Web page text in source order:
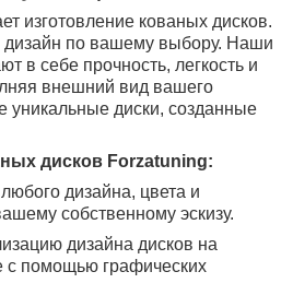
изготовление кованых дисков.
дизайн по вашему выбору. Наши
в себе прочность, легкость и
внешний вид вашего
уникальные диски, созданные
дисков Forzatuning:
дизайна, цвета и
собственному эскизу.
дизайна дисков на
помощью графических